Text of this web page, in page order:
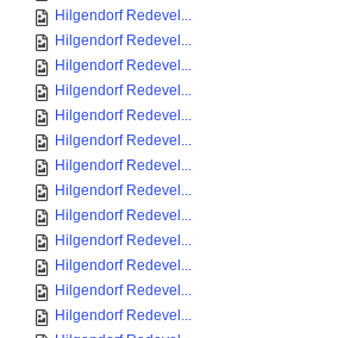
Hilgendorf Redevel...
Hilgendorf Redevel...
Hilgendorf Redevel...
Hilgendorf Redevel...
Hilgendorf Redevel...
Hilgendorf Redevel...
Hilgendorf Redevel...
Hilgendorf Redevel...
Hilgendorf Redevel...
Hilgendorf Redevel...
Hilgendorf Redevel...
Hilgendorf Redevel...
Hilgendorf Redevel...